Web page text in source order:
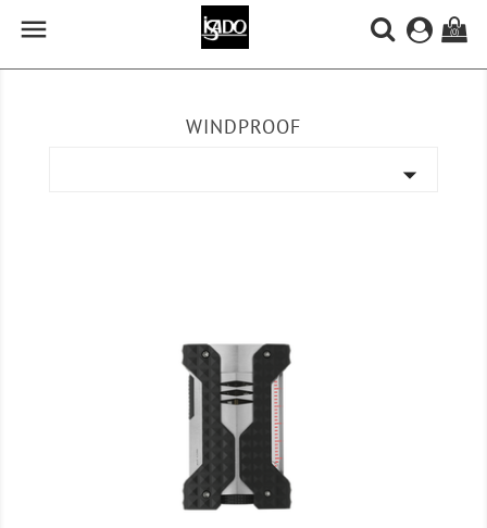
 (0)
WINDPROOF
